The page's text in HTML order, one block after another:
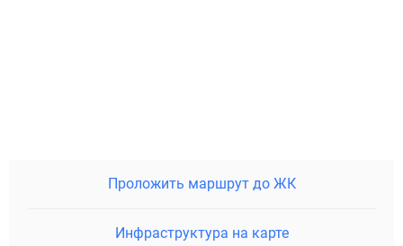
Проложить маршрут до ЖК
Инфраструктура на карте